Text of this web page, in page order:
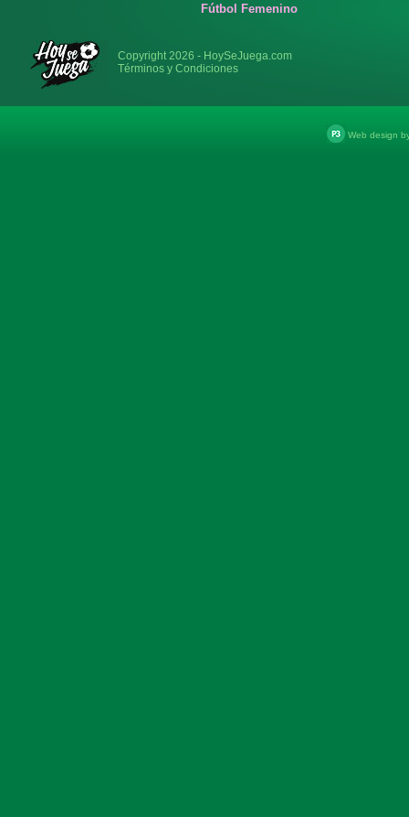
Fútbol Femenino
Copyright 2026 - HoySeJuega.com
Términos y Condiciones
Web design